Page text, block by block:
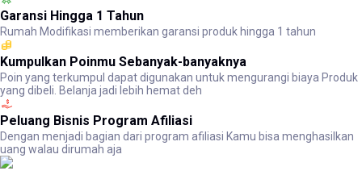
Garansi Hingga 1 Tahun
Rumah Modifikasi memberikan garansi produk hingga 1 tahun
Kumpulkan Poinmu Sebanyak-banyaknya
Poin yang terkumpul dapat digunakan untuk mengurangi biaya Produk
yang dibeli. Belanja jadi lebih hemat deh
Peluang Bisnis Program Afiliasi
Dengan menjadi bagian dari program afiliasi Kamu bisa menghasilkan
uang walau dirumah aja